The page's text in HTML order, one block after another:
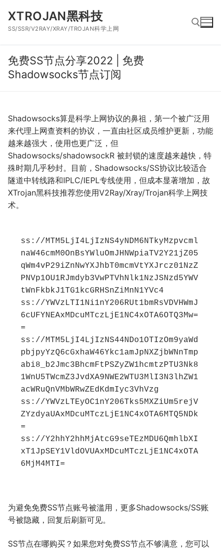
XTROJAN黑科技
SS/SSR/V2RAY/XRAY/TROJAN科学上网
搜索：
免费SS节点分享2022 | 免费
Shadowsocks节点订阅
Shadowsocks算是科学上网协议的鼻祖，第一个被广泛用
来代理上网查资料的协议，一直由社区成员维护更新，功能
越来越强大，使用也更广泛，但
Shadowsocks/shadowsockR 被封锁的速度越来越快，特
殊时期几乎秒封。目前，Shadowsocks/SS协议比较适合
隧道中转线路和IPLC/IEPL专线使用，但成本显著增加，故
XTrojan黑科技推荐您使用V2Ray/Xray/Trojan科学上网技
术。
ss://MTM5LjI4LjIzNS4yNDM6NTkyMzpvcml
naW46cmM0OnBsYWluOmJHNWpiaTV2Y21jZ05
qWm4vP29iZnNwYXJhbT0mcmVtYXJrcz01NzZ
PNVp1OU1RJmdyb3VwPTVhNlk1NzJSNzd5YWV
tWnFkbkJ1TG1kcGRHSnZiMnN1YVc4
ss://YWVzLTI1Ni1nY206RUt1bmRsVDVHWmJ
6cUFYNEAxMDcuMTczLjE1NC4xOTA6OTQ3Mw=
=
ss://MTM5LjI4LjIzNS44NDo1OTIzOm9yaWd
pbjpyYzQ6cGxhaW46Ykc1amJpNXZjbWNnTmp
abi8_b2Jmc3BhcmFtPSZyZW1hcmtzPTU3Nk8
1WnU5TWcmZ3JvdXA9NWE2WTU3MlI3N3lhZW1
acWRuQnVMbWRwZEdKdmIyc3VhVzg
ss://YWVzLTEyOC1nY206Tks5MXZiUm5rejV
ZYzdyaUAxMDcuMTczLjE1NC4xOTA6MTQ5NDk
=
ss://Y2hhY2hhMjAtcG9seTEzMDU6QmhlbXI
xT1JpSEY1VldOVUAxMDcuMTczLjE1NC4xOTA
6MjM4MTI=
为避免免费SS节点账号被滥用，更多Shadowsocks/SS账
号被隐藏，回复后刷新可见。
SS节点在哪购买？如果您对免费SS节点不够满意，您可以